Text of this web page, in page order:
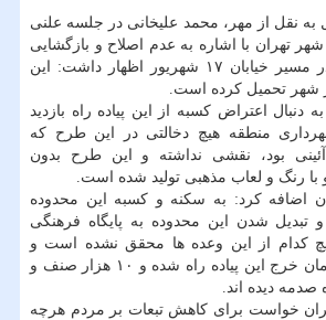
نقل از مهر، محمد علیخانی در جلسه علنی
تهران با اشاره به عدم اصلاح و بازگشایی
مسیر تردد خودروها در مسیر خیابان ۱۷ شهریور اظهار داشت: این
شهر تحمیل كرده است.
دنبال اعتراض كسبه از این پیاده راه بازدید
منطقه هیچ دخالتی در این طرح كه
بود، نقشی نداشته و این طرح بدون
رنگ و لعاب مذهبی تولید شده است.
اضافه كرد: به سكنه و كسبه این محدوده
تبدیل شدن این محدوده به پایگاه فرهنگی
كدام از این وعده ها محقق نشده است و
تابحال هزار میلیارد تومان خرج این پیاده راه شده و ۱۰ هزار صنف و
صدمه دیده اند.
خواست برای كاهش تبعات بر مردم هرچه